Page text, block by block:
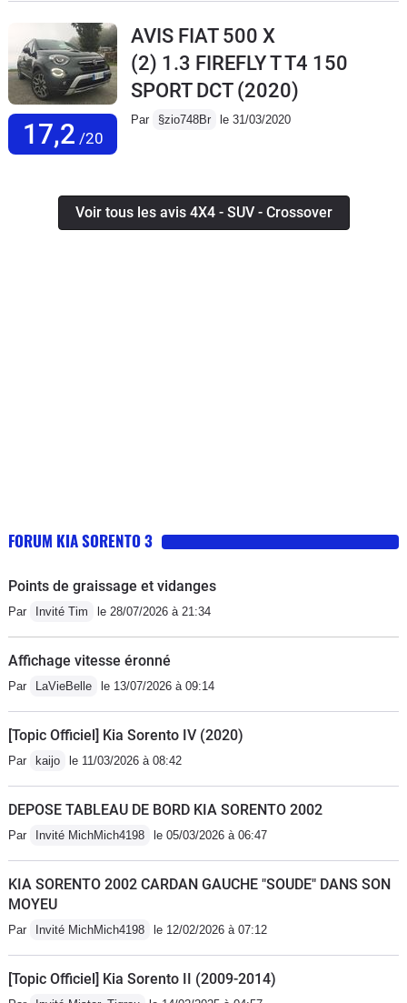
17,2 /20
AVIS FIAT 500 X
(2) 1.3 FIREFLY T T4 150
SPORT DCT(2020)
Par §zio748Br le 31/03/2020
Voir tous les avis 4X4 - SUV - Crossover
FORUM KIA SORENTO 3
Points de graissage et vidanges
Par Invité Tim le 28/07/2026 à 21:34
Affichage vitesse éronné
Par LaVieBelle le 13/07/2026 à 09:14
[Topic Officiel] Kia Sorento IV (2020)
Par kaijo le 11/03/2026 à 08:42
DEPOSE TABLEAU DE BORD KIA SORENTO 2002
Par Invité MichMich4198 le 05/03/2026 à 06:47
KIA SORENTO 2002 CARDAN GAUCHE "SOUDE" DANS SON
MOYEU
Par Invité MichMich4198 le 12/02/2026 à 07:12
[Topic Officiel] Kia Sorento II (2009-2014)